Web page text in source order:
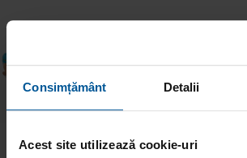
Consimțământ Detalii
Acest site utilizează cookie-uri
ANTERIOR